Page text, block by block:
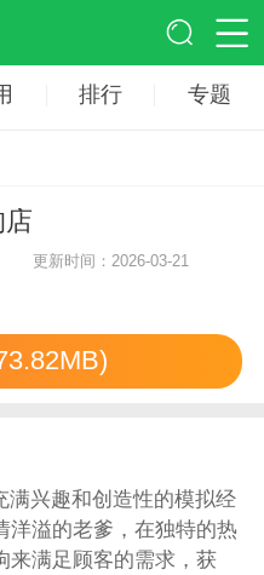
排行 专题
更新时间：2026-03-21
满兴趣和创造性的模拟经
洋溢的老爹，在独特的热
来满足顾客的需求，获